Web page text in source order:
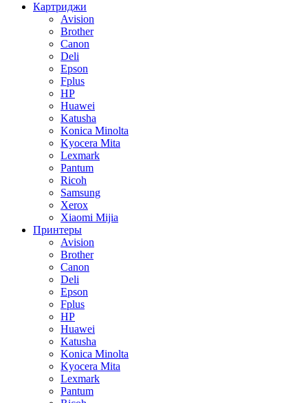
Картриджи
Avision
Brother
Canon
Deli
Epson
Fplus
HP
Huawei
Katusha
Konica Minolta
Kyocera Mita
Lexmark
Pantum
Ricoh
Samsung
Xerox
Xiaomi Mijia
Принтеры
Avision
Brother
Canon
Deli
Epson
Fplus
HP
Huawei
Katusha
Konica Minolta
Kyocera Mita
Lexmark
Pantum